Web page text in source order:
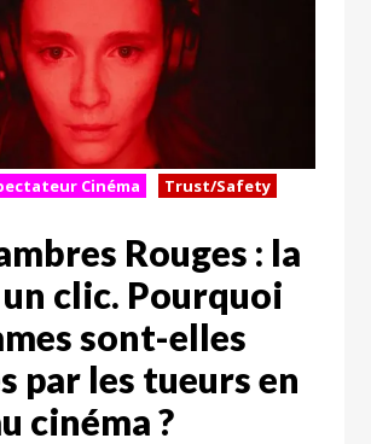
Cinéma Trust/Safety
Rouges : la
clic. Pourquoi
sont-elles
par les tueurs en
cinéma ?